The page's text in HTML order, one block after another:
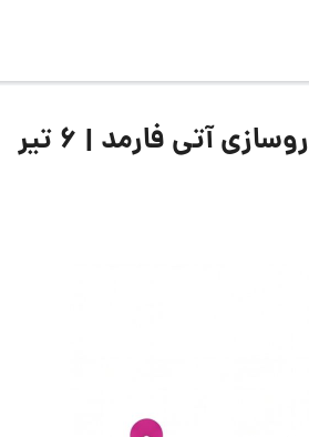
لیست جدیدترین آگهی‌های استخدام شرکت داروسازی آتی فارمد | ۶ تیر